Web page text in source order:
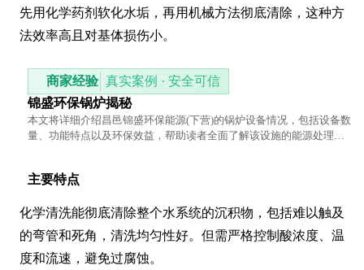
先用化学药剂软化水垢，再用机械方法彻底清除，这种方
法效率高且对基体损伤小。
商家经验 真实案例 · 安全可信
锦盛环保锅炉揭秘
本文将详细介绍昌邑锦盛环保能源(下营)的锅炉设备情况，包括设备数
量、功能特点以及环保效益，帮助读者全面了解该设施的能源处理能
主要特点
化学清洗能彻底清除整个水系统的沉积物，包括难以触及
的弯管和死角，清洗均匀性好。但需严格控制酸浓度、温
度和流速，避免过腐蚀。